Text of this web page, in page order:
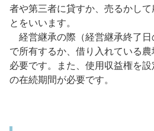
者や第三者に貸すか、売るかし
とをいいます。
経営継承の際（経営継承終了日
で所有するか、借り入れている
必要です。また、使用収益権を
の在続期間が必要です。